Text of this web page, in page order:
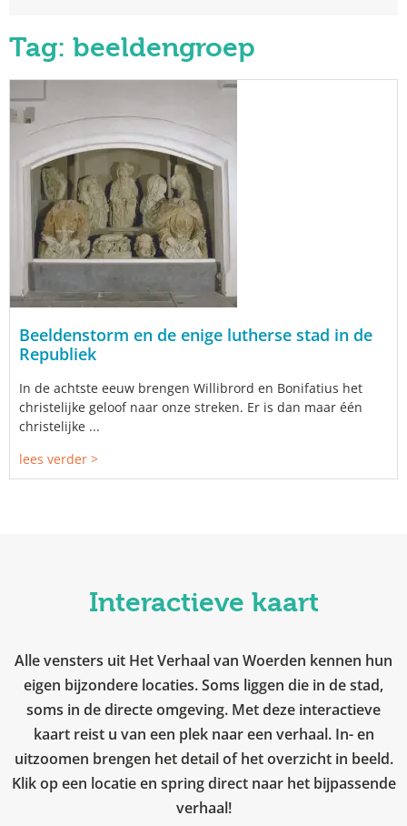
Tag: beeldengroep
Beeldenstorm en de enige lutherse stad in de
Republiek
In de achtste eeuw brengen Willibrord en Bonifatius het
christelijke geloof naar onze streken. Er is dan maar één
christelijke ...
lees verder >
Interactieve kaart
Alle vensters uit Het Verhaal van Woerden kennen hun
eigen bijzondere locaties. Soms liggen die in de stad,
soms in de directe omgeving. Met deze interactieve
kaart reist u van een plek naar een verhaal. In- en
uitzoomen brengen het detail of het overzicht in beeld.
Klik op een locatie en spring direct naar het bijpassende
verhaal!